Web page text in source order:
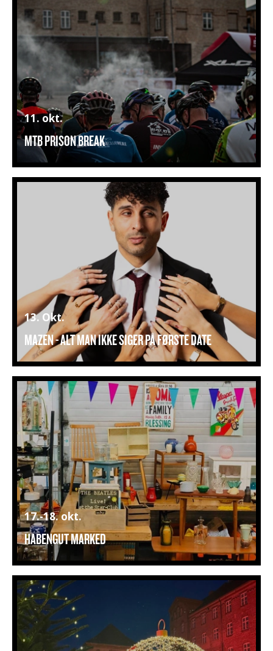
11. okt.
MTB PRISON BREAK
13. Okt.
MAZEN - ALT MAN IKKE SIGER PÅ FØRSTE DATE
17.-18. okt.
HABENGUT MARKED